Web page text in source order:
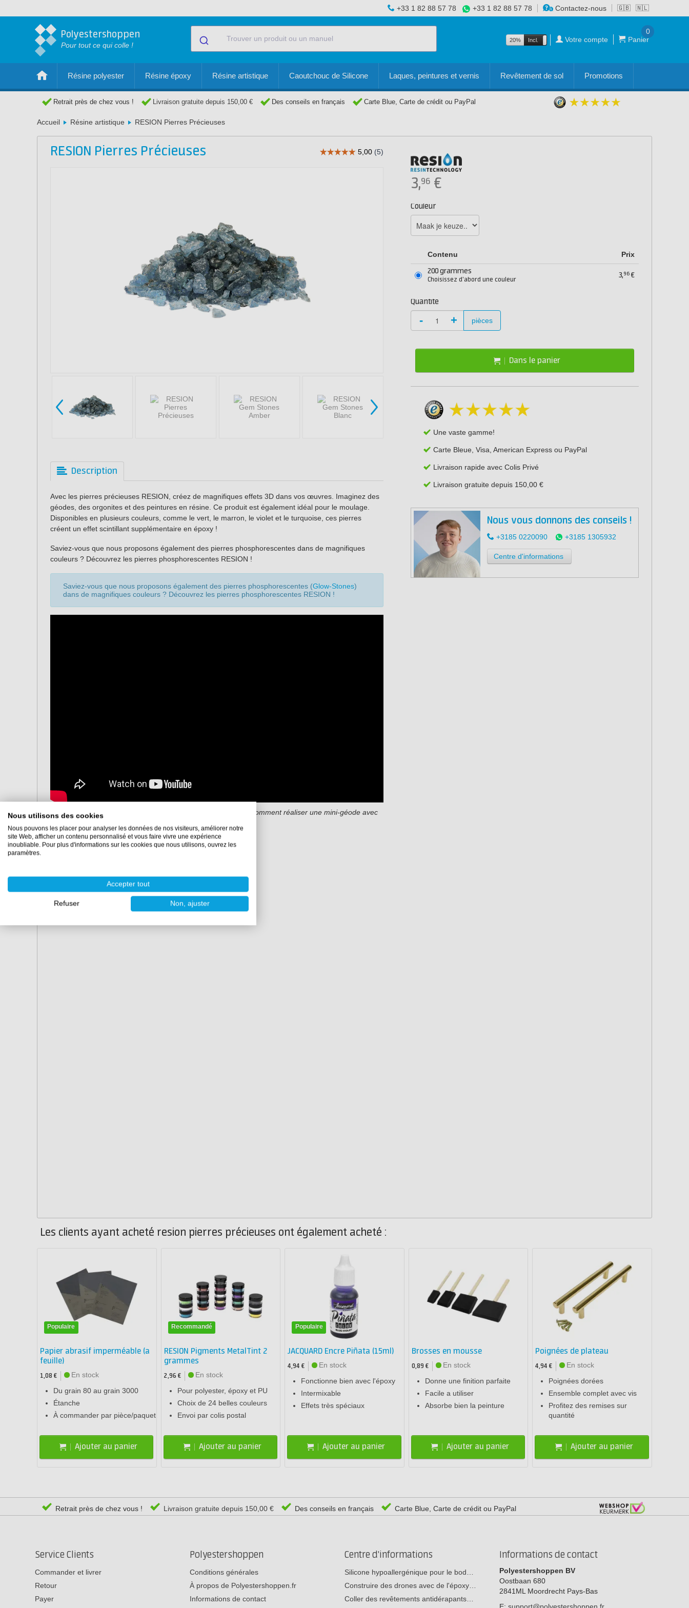
🇬🇧 🇳🇱
+33 1 82 88 57 78 +33 1 82 88 57 78 Contactez-nous
Polyestershoppen
Pour tout ce qui colle !
20% Incl. Excl. Votre compte Panier
0
Résine polyester Résine époxy Résine artistique Caoutchouc de Silicone Laques, peintures et vernis Revêtement de sol Promotions
Retrait près de chez vous ! Livraison gratuite depuis 150,00 € Des conseils en français Carte Blue, Carte de crédit ou PayPal
Accueil Résine artistique RESION Pierres Précieuses
RESION Pierres Précieuses
Description
Avec les pierres précieuses RESION, créez de magnifiques effets 3D dans vos œuvres. Imaginez des
géodes, des orgonites et des peintures en résine. Ce produit est également idéal pour le moulage.
Disponibles en plusieurs couleurs, comme le vert, le marron, le violet et le turquoise, ces pierres
créent un effet scintillant supplémentaire en époxy !
Saviez-vous que nous proposons également des pierres phosphorescentes dans de magnifiques
couleurs ? Découvrez les pierres phosphorescentes RESION !
Saviez-vous que nous proposons également des pierres phosphorescentes (Glow-Stones)
dans de magnifiques couleurs ? Découvrez les pierres phosphorescentes RESION !
Dans la vidéo ci-dessus, l'artiste résineuse Leen vous montre comment réaliser une mini-géode avec
Caractéristiques
Couleurs :ambre, vert, bleu cobalt et turquoise
3,96 €
Couleur
Contenu Prix
200 grammes
Choisissez d'abord une couleur
3,96 €
Quantité
- + pièces
Dans le panier
Une vaste gamme!
Carte Bleue, Visa, American Express ou PayPal
Livraison rapide avec Colis Privé
Livraison gratuite depuis 150,00 €
Nous vous donnons des conseils !
+3185 0220090 +3185 1305932
Centre d'informations
Les clients ayant acheté resion pierres précieuses ont également acheté :
Populaire
Papier abrasif imperméable (a
feuille)
1,08 €
En stock
Du grain 80 au grain 3000
Étanche
À commander par pièce/paquet
Ajouter au panier
Recommandé
RESION Pigments MetalTint 2
grammes
2,96 €
En stock
Pour polyester, époxy et PU
Choix de 24 belles couleurs
Envoi par colis postal
Ajouter au panier
Populaire
JACQUARD Encre Piñata (15ml)
4,94 €
En stock
Fonctionne bien avec l'époxy
Intermixable
Effets très spéciaux
Ajouter au panier
Brosses en mousse
0,89 €
En stock
Donne une finition parfaite
Facile a utiliser
Absorbe bien la peinture
Ajouter au panier
Poignées de plateau
4,94 €
En stock
Poignées dorées
Ensemble complet avec vis
Profitez des remises sur
quantité
Ajouter au panier
Retrait près de chez vous ! Livraison gratuite depuis 150,00 € Des conseils en français Carte Blue, Carte de crédit ou PayPal
Service Clients
Commander et livrer
Retour
Payer
Polyestershoppen
Conditions générales
À propos de Polyestershoppen.fr
Informations de contact
Centre d'informations
Silicone hypoallergénique pour le bod…
Construire des drones avec de l'époxy…
Coller des revêtements antidérapants…
Informations de contact
Polyestershoppen BV
Oostbaan 680
2841ML Moordrecht Pays-Bas
Nous utilisons des cookies
Nous pouvons les placer pour analyser les données de nos visiteurs, améliorer notre
site Web, afficher un contenu personnalisé et vous faire vivre une expérience
inoubliable. Pour plus d'informations sur les cookies que nous utilisons, ouvrez les
paramètres.
Accepter tout
Refuser Non, ajuster